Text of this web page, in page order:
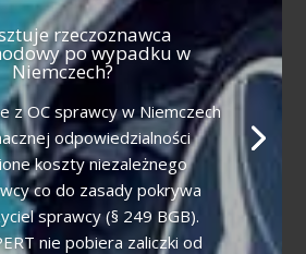
rzeczoznawca
po wypadku w
Niemczech?
z OC sprawcy w Niemczech
odpowiedzialności
koszty niezależnego
co do zasady pokrywa
sprawcy (§ 249 BGB).
nie pobiera zaliczki od